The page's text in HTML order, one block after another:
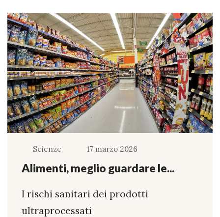
Scienze 17 marzo 2026
Alimenti, meglio guardare le...
I rischi sanitari dei prodotti
ultraprocessati